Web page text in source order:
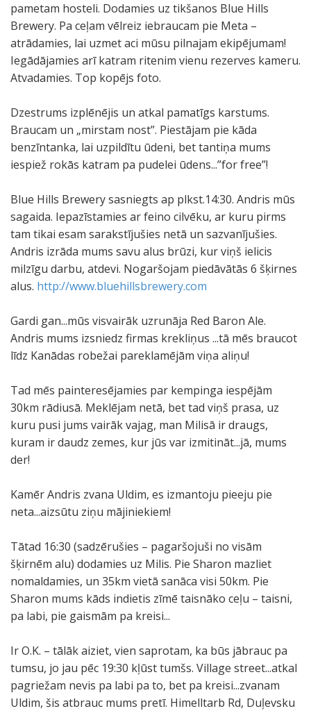
pametam hosteli. Dodamies uz tikšanos Blue Hills
Brewery. Pa ceļam vēlreiz iebraucam pie Meta –
atrādamies, lai uzmet aci mūsu pilnajam ekipējumam!
Iegādājamies arī katram ritenim vienu rezerves kameru.
Atvadamies. Top kopējs foto.
Dzestrums izplēnējis un atkal pamatīgs karstums.
Braucam un „mirstam nost”. Piestājam pie kāda
benzīntanka, lai uzpildītu ūdeni, bet tantiņa mums
iespiež rokās katram pa pudelei ūdens...”for free”!
Blue Hills Brewery sasniegts ap plkst.14:30. Andris mūs
sagaida. Iepazīstamies ar feino cilvēku, ar kuru pirms
tam tikai esam sarakstījušies netā un sazvanījušies.
Andris izrāda mums savu alus brūzi, kur viņš ielicis
milzīgu darbu, atdevi. Nogaršojam piedāvātās 6 šķirnes
alus. http://www.bluehillsbrewery.com
Gardi gan...mūs visvairāk uzrunāja Red Baron Ale.
Andris mums izsniedz firmas krekliņus ...tā mēs braucot
līdz Kanādas robežai pareklamējām viņa aliņu!
Tad mēs painteresējamies par kempinga iespējām
30km rādiusā. Meklējam netā, bet tad viņš prasa, uz
kuru pusi jums vairāk vajag, man Milisā ir draugs,
kuram ir daudz zemes, kur jūs var izmitināt...jā, mums
der!
Kamēr Andris zvana Uldim, es izmantoju pieeju pie
neta...aizsūtu ziņu mājiniekiem!
Tātad 16:30 (sadzērušies – pagaršojuši no visām
šķirnēm alu) dodamies uz Milis. Pie Sharon mazliet
nomaldamies, un 35km vietā sanāca visi 50km. Pie
Sharon mums kāds indietis zīmē taisnāko ceļu – taisni,
pa labi, pie gaismām pa kreisi...
Ir O.K. – tālāk aiziet, vien saprotam, ka būs jābrauc pa
tumsu, jo jau pēc 19:30 kļūst tumšs. Village street...atkal
pagriežam nevis pa labi pa to, bet pa kreisi...zvanam
Uldim, šis atbrauc mums pretī. Himelltarb Rd, Duļevsku